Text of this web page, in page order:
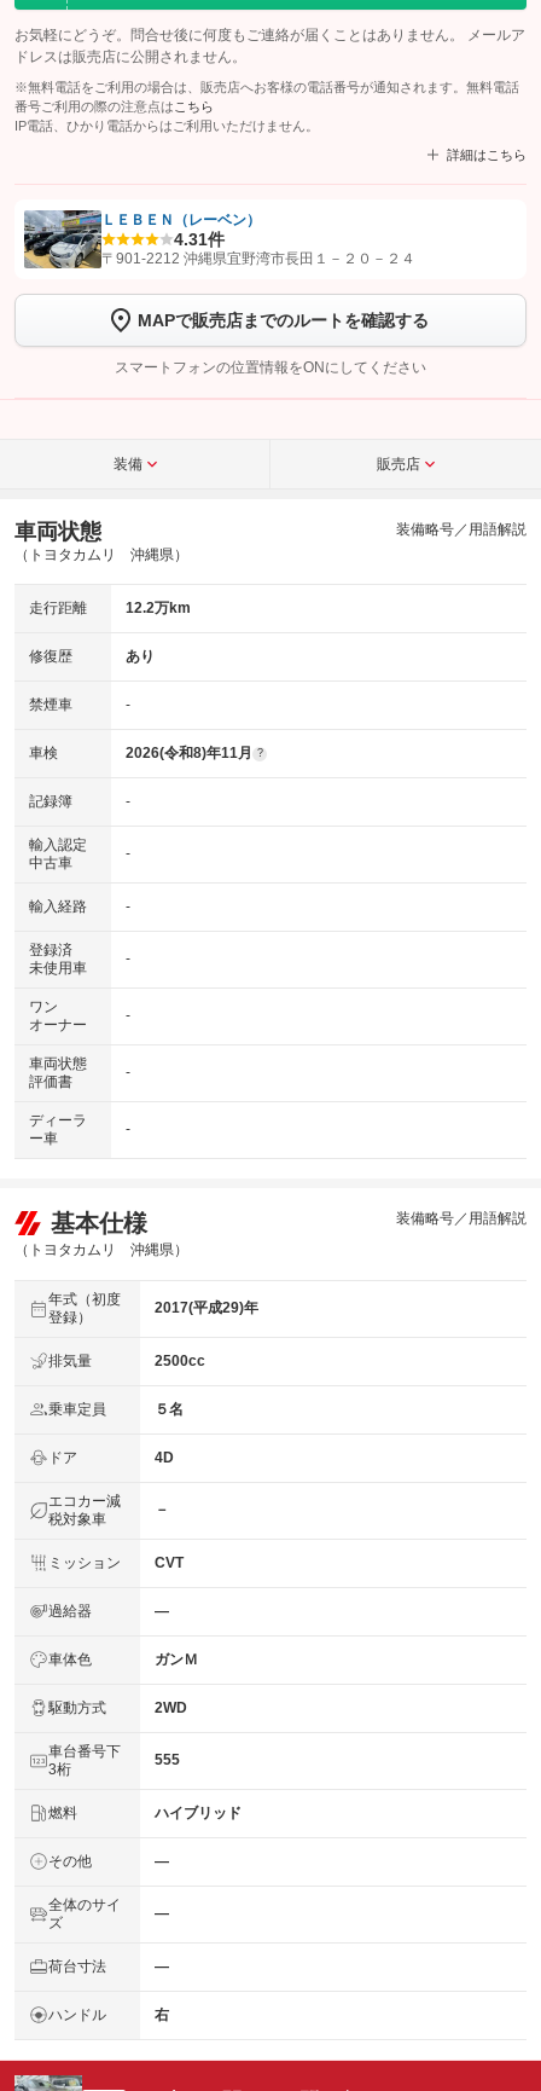
お気軽にどうぞ。問合せ後に何度もご連絡が届くことはありません。 メールア
ドレスは販売店に公開されません。
※無料電話をご利用の場合は、販売店へお客様の電話番号が通知されます。無料電話
番号ご利用の際の注意点は こちら
IP電話、ひかり電話からはご利用いただけません。
詳細はこちら
【STEP1】認証画面でグーネットを友だち追加してから「許可する」ボタンを押
トーク画面で
ボタンをタップして問い合わせを
完了してください。
こちら
ＬＥＢＥＮ（レーベン）
4.31件
〒901-2212 沖縄県宜野湾市長田１－２０－２４
MAPで販売店までのルートを確認する
スマートフォンの位置情報をONにしてください
装備 販売店
車両状態
（トヨタカムリ 沖縄県）
装備略号／用語解説
走行距離 12.2万km
修復歴 あり
禁煙車 -
車検 2026(令和8)年11月 ?
記録簿 -
輸入認定
中古車
-
輸入経路 -
登録済
未使用車
-
ワン
オーナー
-
車両状態
評価書
-
ディーラ
ー車
-
基本仕様
（トヨタカムリ 沖縄県）
装備略号／用語解説
年式（初度
登録）
2017(平成29)年
排気量 2500cc
乗車定員 ５名
ドア 4D
エコカー減
税対象車
－
ミッション CVT
過給器 ―
車体色 ガンＭ
駆動方式 2WD
車台番号下
3桁
555
燃料 ハイブリッド
その他 ―
全体のサイ
ズ
―
荷台寸法 ―
ハンドル 右